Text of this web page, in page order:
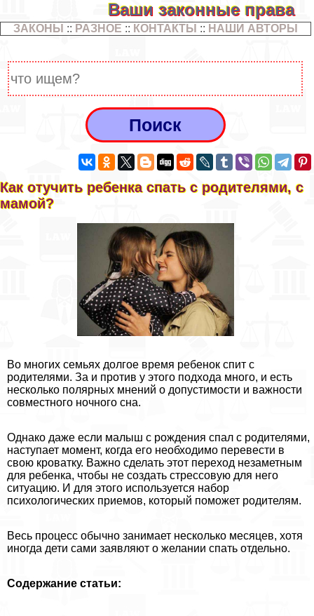
Ваши законные права
ЗАКОНЫ :: РАЗНОЕ :: КОНТАКТЫ :: НАШИ АВТОРЫ
Как отучить ребенка спать с родителями, с
мамой?
Во многих семьях долгое время ребенок спит с
родителями. За и против у этого подхода много, и есть
несколько полярных мнений о допустимости и важности
совместного ночного сна.
Однако даже если малыш с рождения спал с родителями,
наступает момент, когда его необходимо перевести в
свою кроватку. Важно сделать этот переход незаметным
для ребенка, чтобы не создать стрессовую для него
ситуацию. И для этого используется набор
психологических приемов, который поможет родителям.
Весь процесс обычно занимает несколько месяцев, хотя
иногда дети сами заявляют о желании спать отдельно.
Содержание статьи: